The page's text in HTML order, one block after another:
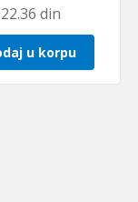
22.36din
u korpu